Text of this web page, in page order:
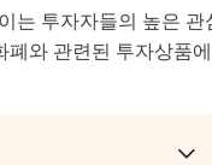
는 투자자들의 높은 관
폐와 관련된 투자상품에